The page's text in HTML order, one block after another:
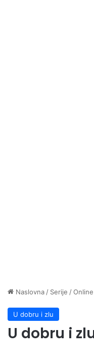
Naslovna / Serije /
U dobru i zlu
U dobru i